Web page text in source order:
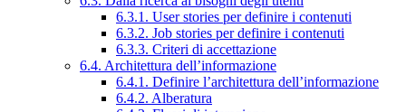
6.3.1. User stories per definire i contenuti
6.3.2. Job stories per definire i contenuti
6.3.3. Criteri di accettazione
6.4. Architettura dell’informazione
6.4.1. Definire l’architettura dell’informazione
6.4.2. Alberatura